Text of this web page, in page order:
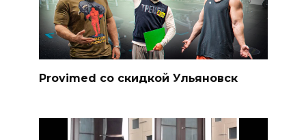
Provimed со скидкой Ульяновск